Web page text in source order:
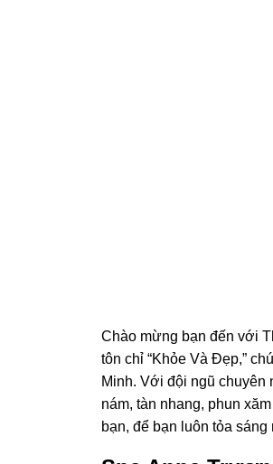
Chào mừng bạn đến với
tôn chỉ “Khỏe Và Đẹp,”
Minh. Với đội ngũ chuyên
nám, tàn nhang, phun
bạn, để bạn luôn tỏa